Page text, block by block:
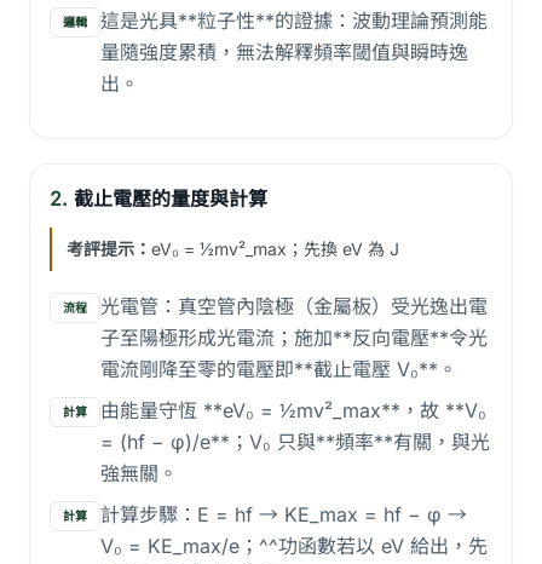
邏輯
這是光具**粒子性**的證據：波動理論預測能
量隨強度累積，無法解釋頻率閾值與瞬時逸
出。
2. 截止電壓的量度與計算
考評提示： eV₀ = ½mv²_max；先換 eV 為 J
流程
光電管：真空管內陰極（金屬板）受光逸出電
子至陽極形成光電流；施加**反向電壓**令光
電流剛降至零的電壓即**截止電壓 V₀**。
計算
由能量守恆 **eV₀ = ½mv²_max**，故 **V₀
= (hf − φ)/e**；V₀ 只與**頻率**有關，與光
強無關。
計算
計算步驟：E = hf → KE_max = hf − φ →
V₀ = KE_max/e；^^功函數若以 eV 給出，先